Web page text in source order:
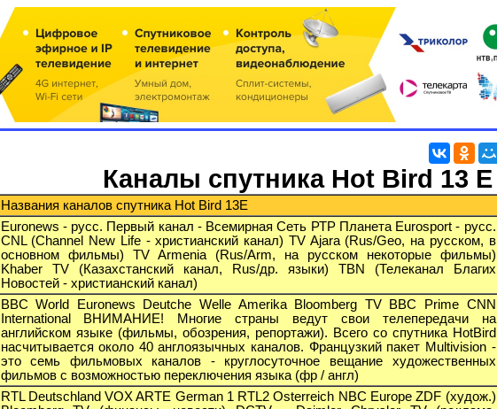
Каналы спутника Hot Bird 13 E
Названия каналов спутника Hot Bird 13E
Euronews - русс. Первый канал - Всемирная Сеть РТР Планета Eurosport - русс.
CNL (Channel New Life - христианский канал) TV Ajara (Rus/Geo, на русском, в
основном фильмы) TV Armenia (Rus/Arm, на русском некоторые фильмы)
Khaber TV (Казахстанский канал, Rus/др. языки) TBN (Телеканал Благих
Новостей - христианский канал)
BBC World Euronews Deutche Welle Amerika Bloomberg TV BBC Prime CNN
International ВНИМАНИЕ! Многие страны ведут свои телепередачи на
английском языке (фильмы, обозрения, репортажи). Всего со спутника HotBird
насчитывается около 40 англоязычных каналов. Французкий пакет Multivision -
это семь фильмовых каналов - круглосуточное вещание художественных
фильмов с возможностью переключения языка (фр / англ)
RTL Deutschland VOX ARTE German 1 RTL2 Osterreich NBC Europe ZDF (худож.)